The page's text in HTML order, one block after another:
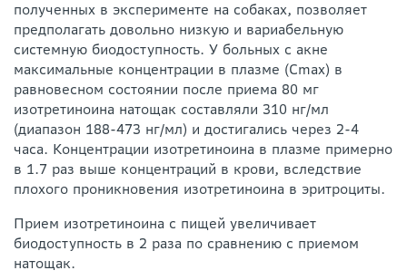
полученных в эксперименте на собаках, позволяет
предполагать довольно низкую и вариабельную
системную биодоступность. У больных с акне
максимальные концентрации в плазме (Cmax) в
равновесном состоянии после приема 80 мг
изотретиноина натощак составляли 310 нг/мл
(диапазон 188-473 нг/мл) и достигались через 2-4
часа. Концентрации изотретиноина в плазме примерно
в 1.7 раз выше концентраций в крови, вследствие
плохого проникновения изотретиноина в эритроциты.
Прием изотретиноина с пищей увеличивает
биодоступность в 2 раза по сравнению с приемом
натощак.